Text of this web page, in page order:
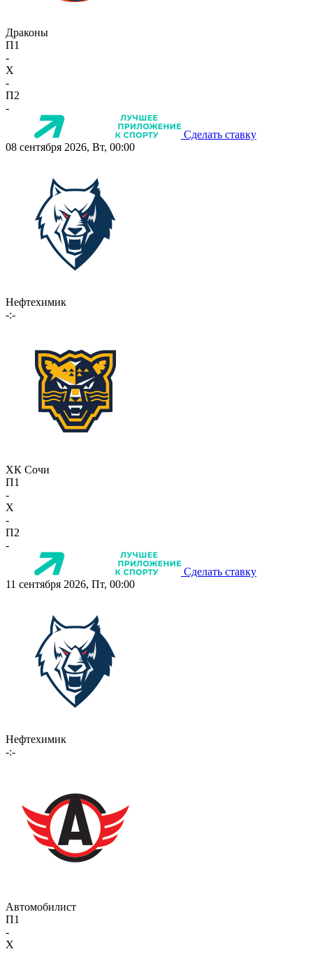
Драконы
П1
-
X
-
П2
-
Сделать ставку
08 сентября 2026, Вт, 00:00
Нефтехимик
-:-
ХК Сочи
П1
-
X
-
П2
-
Сделать ставку
11 сентября 2026, Пт, 00:00
Нефтехимик
-:-
Автомобилист
П1
-
X